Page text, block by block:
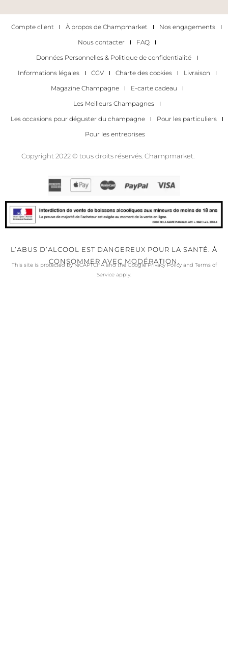
Compte client À propos de Champmarket
Nos engagements
Nous contacter
FAQ
Données Personnelles & Politique de confidentialité
Informations légales
CGV Charte des cookies
Livraison
Magazine Champagne
E-carte cadeau
Les Meilleurs Champagnes
Les occasions pour déguster du champagne
Pour les particuliers
Pour les entreprises
Copyright 2022 © tous droits réservés. Champmarket.
L’ABUS D’ALCOOL EST DANGEREUX POUR LA SANTÉ. À
CONSOMMER AVEC MODÉRATION.
This site is protected by reCAPTCHA and the GooglePrivacy Policyand Terms of
Service apply.